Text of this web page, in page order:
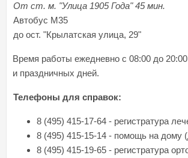
От ст. м. "Улица 1905 Года" 45 мин.
Автобус М35
до ост. "Крылатская улица, 29"
Время работы ежедневно с 08:00 до
и праздничных дней.
Телефоны для справок:
8 (495) 415-17-64 - регистратура
8 (495) 415-15-14 - помощь на дому
8 (495) 415-19-65 - регистратура